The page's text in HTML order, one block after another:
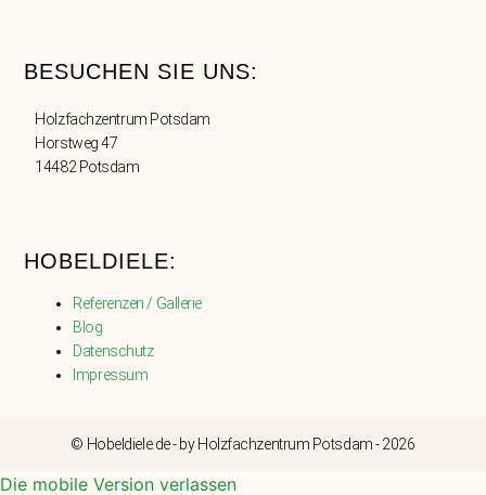
BESUCHEN SIE UNS:
Holzfachzentrum Potsdam
Horstweg 47
14482 Potsdam
HOBELDIELE:
Referenzen / Gallerie
Blog
Datenschutz
Impressum
© Hobeldiele.de - by Holzfachzentrum Potsdam - 2026
Die mobile Version verlassen